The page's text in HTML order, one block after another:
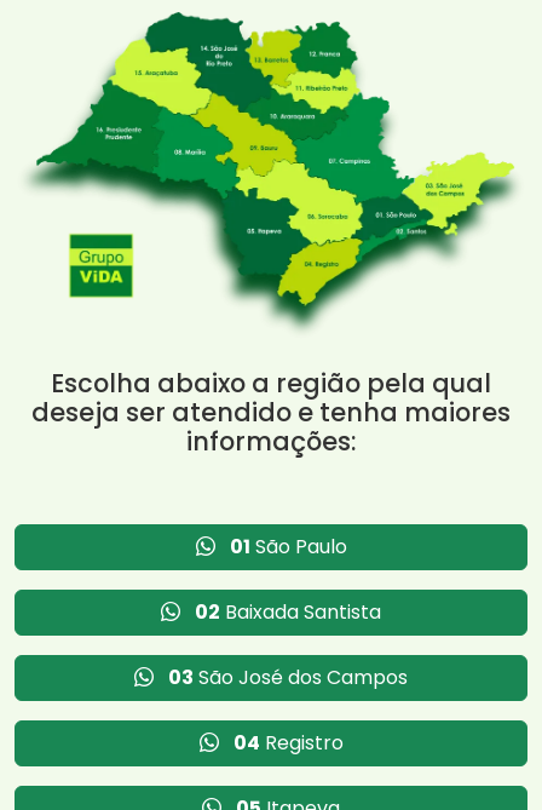
Escolha abaixo a região pela qual
deseja ser atendido e tenha maiores
informações:
01 São Paulo
02 Baixada Santista
03 São José dos Campos
04 Registro